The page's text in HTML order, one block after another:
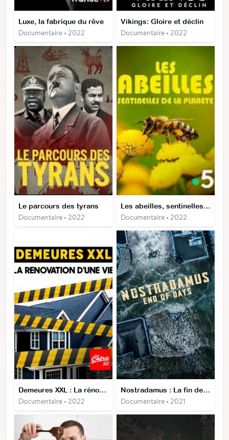
Luxe, la fabrique du rêve
Documentaire • 2022
Vikings: Gloire et déclin
Documentaire • 2022
Le parcours des tyrans
Documentaire • 2022
Les abeilles, sentinelles de la planète
Documentaire • 2022
Demeures XXL : La rénovation d'une vie
Documentaire • 2022
Nostradamus : La fin des temps
Documentaire • 2021